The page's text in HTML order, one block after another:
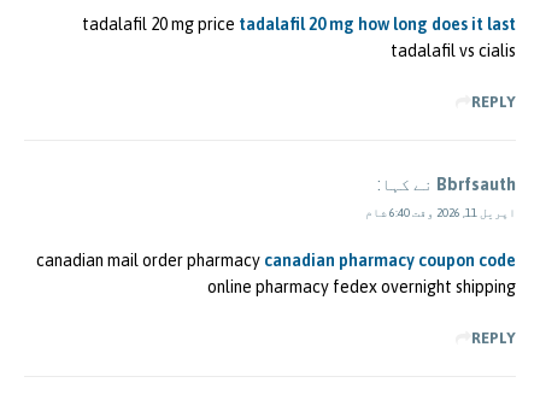
tadalafil 20 mg price tadalafil 20 mg how long does it last
tadalafil vs cialis
REPLY
Bbrfsauth نے کہا:
اپریل 11, 2026 وقت 6:40 شام
canadian mail order pharmacy canadian pharmacy coupon code
online pharmacy fedex overnight shipping
REPLY